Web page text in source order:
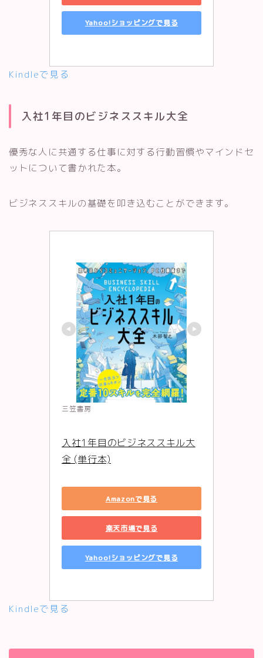
Yahoo!ショッピングで見る
Kindleで見る
入社1年目のビジネススキル大全
優秀な人に共通する仕事に対する行動習慣やマインドセ
ットについて書かれた本。
ビジネススキルの基礎を叩き込むことができます。
三笠書房
入社1年目のビジネススキル大
全 (単行本)
Amazonで見る
楽天市場で見る
Yahoo!ショッピングで見る
Kindleで見る